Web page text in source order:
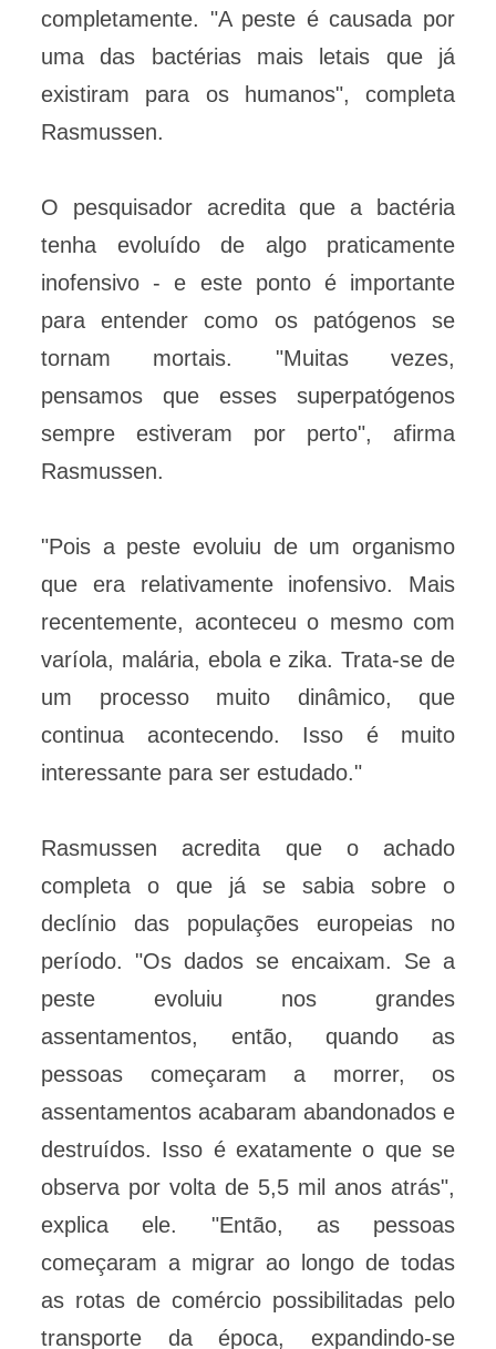
completamente. "A peste é causada por
uma das bactérias mais letais que já
existiram para os humanos", completa
Rasmussen.
O pesquisador acredita que a bactéria
tenha evoluído de algo praticamente
inofensivo - e este ponto é importante
para entender como os patógenos se
tornam mortais. "Muitas vezes,
pensamos que esses superpatógenos
sempre estiveram por perto", afirma
Rasmussen.
"Pois a peste evoluiu de um organismo
que era relativamente inofensivo. Mais
recentemente, aconteceu o mesmo com
varíola, malária, ebola e zika. Trata-se de
um processo muito dinâmico, que
continua acontecendo. Isso é muito
interessante para ser estudado."
Rasmussen acredita que o achado
completa o que já se sabia sobre o
declínio das populações europeias no
período. "Os dados se encaixam. Se a
peste evoluiu nos grandes
assentamentos, então, quando as
pessoas começaram a morrer, os
assentamentos acabaram abandonados e
destruídos. Isso é exatamente o que se
observa por volta de 5,5 mil anos atrás",
explica ele. "Então, as pessoas
começaram a migrar ao longo de todas
as rotas de comércio possibilitadas pelo
transporte da época, expandindo-se